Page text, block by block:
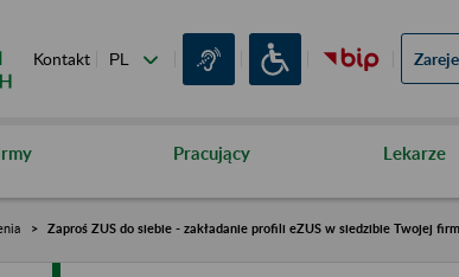
Kontakt
Pracujący Lekarze
Zaproś ZUS do siebie - zakładanie profili eZUS w siedzibie Twojej